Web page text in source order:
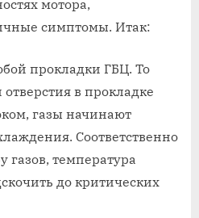
мотора,
симптомы. Итак:
прокладки ГБЦ. То
в прокладке
газы начинают
Соответственно
газов, температура
до критических